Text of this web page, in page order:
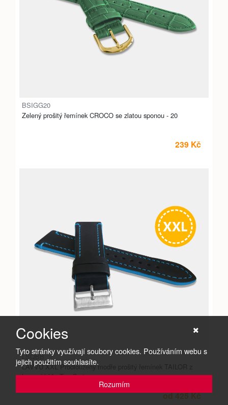
BSIGG20
Zelený prošitý řemínek CROCO se zlatou sponou - 20
239 Kč
LSQBB
LAVVU XXL Prodloužený modře prošitý řemínek TAILOR z
luxusní kůže Top Grain
od 425 Kč
Cookies
Tyto stránky využívají soubory cookies. Používáním webu s
jejich použitím souhlasíte.
Rozumím